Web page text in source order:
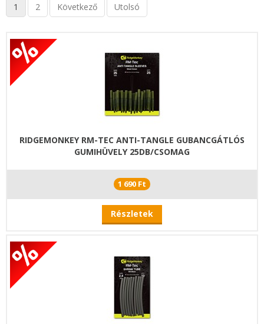
1 2 Következő Utolsó
RIDGEMONKEY RM-TEC ANTI-TANGLE GUBANCGÁTLÓS
GUMIHÜVELY 25DB/CSOMAG
1 690 Ft
Részletek